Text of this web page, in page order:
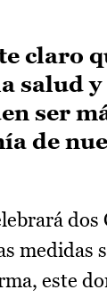
claro
salud
ser
de
dos
medidas
este